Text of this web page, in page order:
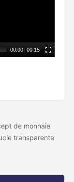
00:00 | 00:15
de monnaie
transparente